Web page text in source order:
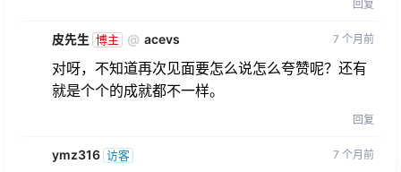
回复
皮先生 博主 @ acevs 7 个月前
对呀，不知道再次见面要怎么说怎么夸赞呢？还有
就是个个的成就都不一样。
回复
ymz316 访客 7 个月前